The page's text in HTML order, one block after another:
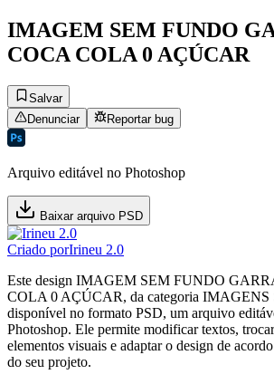
IMAGEM SEM FUNDO
COCA COLA 0 AÇÚCAR
Salvar
Denunciar
Reportar bug
Arquivo editável no Photoshop
Baixar arquivo PSD
Criado porIrineu 2.0
Este design IMAGEM SEM FUNDO
COLA 0 AÇÚCAR, da categoria IMAGENS
disponível no formato PSD, um arquivo
Photoshop. Ele permite modificar textos,
elementos visuais e adaptar o design de
do seu projeto.